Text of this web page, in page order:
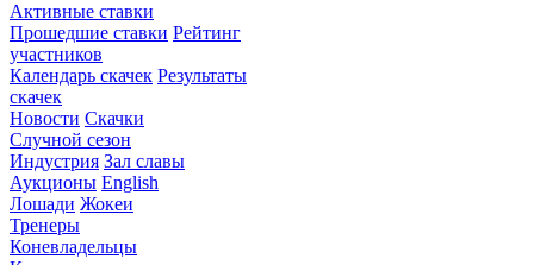
Активные ставки
Прошедшие ставки Рейтинг
участников
Календарь скачек Результаты
скачек
Новости Скачки
Случной сезон
Индустрия Зал славы
Аукционы English
Лошади Жокеи
Тренеры
Коневладельцы